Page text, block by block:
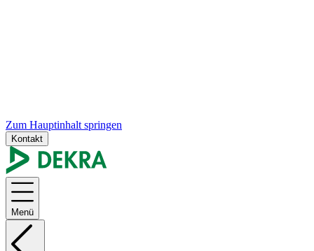
Zum Hauptinhalt springen
Kontakt
Menü